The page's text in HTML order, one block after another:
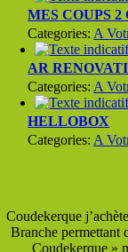
MES COUPS
Categories: A
AR
Categories: A
HELLOBOX
Categories: A
Coudekerque
Branche permettant
Coudekerque »